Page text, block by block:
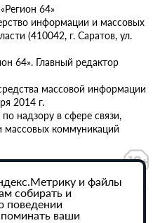
64»
информации и массовых
(410042, г. Саратов, ул.
64». Главный редактор
массовой информации
2014 г.
надзору в сфере связи,
коммуникаций
персональных данных
сайта активная
и файлы
собирать и
поведении
ваши